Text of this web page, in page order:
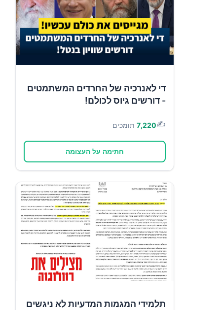
די לאנרכיה של החרדים המשתמטים
- דורשים גיוס לכולם!
✍️
7,220 תומכים
חתימה על העצומה
תלמידי המגמות המדעיות לא ניגשים